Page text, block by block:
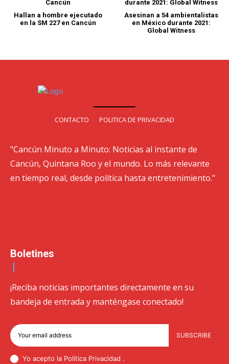
Hallan a hombre ejecutado
en la SM 227 en Cancún
Asesinan a 54 ambientalistas
en México durante 2021:
Global Witness
CONTACTO POLITICA DE PRIVACIDAD
"Cancún Minuto a Minuto: Noticias al instante de
Cancún, Quintana Roo y el mundo. Lo más relevante
en tiempo real, desde política hasta entretenimiento."
Boletines
¡Reciba noticias importantes directamente en su
bandeja de entrada y manténgase conectado!
SUBSCRIBE
Yo acepto la Política Privacidad .